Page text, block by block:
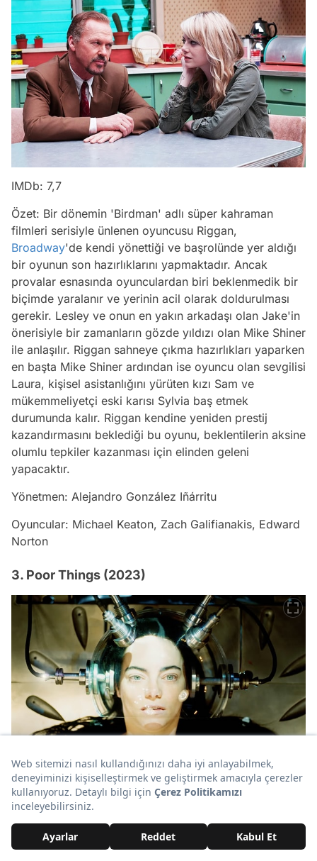
IMDb: 7,7
Özet: Bir dönemin 'Birdman' adlı süper kahraman
filmleri serisiyle ünlenen oyuncusu Riggan,
Broadway'de kendi yönettiği ve başrolünde yer aldığı
bir oyunun son hazırlıklarını yapmaktadır. Ancak
provalar esnasında oyunculardan biri beklenmedik bir
biçimde yaralanır ve yerinin acil olarak doldurulması
gerekir. Lesley ve onun en yakın arkadaşı olan Jake'in
önerisiyle bir zamanların gözde yıldızı olan Mike Shiner
ile anlaşılır. Riggan sahneye çıkma hazırlıkları yaparken
en başta Mike Shiner ardından ise oyuncu olan sevgilisi
Laura, kişisel asistanlığını yürüten kızı Sam ve
mükemmeliyetçi eski karısı Sylvia baş etmek
durumunda kalır. Riggan kendine yeniden prestij
kazandırmasını beklediği bu oyunu, beklentilerin aksine
olumlu tepkiler kazanması için elinden geleni
yapacaktır.
Yönetmen: Alejandro González Iñárritu
Oyuncular: Michael Keaton, Zach Galifianakis, Edward
Norton
3. Poor Things (2023)
IMDb: 8
Özet: Poor Things, bir bilim insanı tarafından hayata
döndürülen genç bir kadının hikayesini konu ediyor.